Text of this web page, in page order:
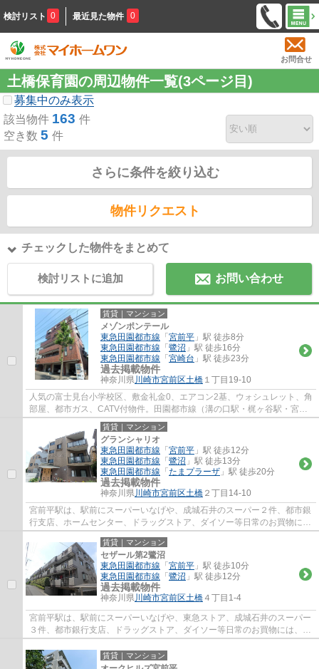
検討リスト 0 最近見た物件 0
お問合せ
土橋保育園の周辺物件一覧(3ページ目)
募集中のみ表示
該当物件 163 件
空き数 5 件
さらに条件を絞り込む
物件リクエスト
チェックした物件をまとめて
検討リストに追加 お問い合わせ
賃貸｜マンション
メゾンポンテール
東急田園都市線 「 宮前平 」駅 徒歩8分
東急田園都市線 「 鷺沼 」駅 徒歩16分
東急田園都市線 「 宮崎台 」駅 徒歩23分
過去掲載物件
神奈川県川崎市宮前区土橋 １丁目19-10
人気の富士見台小学校区、敷金礼金0、エアコン2基、ウォシュレット、角
部屋、都市ガス、CATV付物件。田園都市線（溝の口駅・梶ヶ谷駅・宮崎
台駅・宮前平駅・鷺沼駅）の賃貸物件をお探...
賃貸｜マンション
グランシャリオ
東急田園都市線 「 宮前平 」駅 徒歩12分
東急田園都市線 「 鷺沼 」駅 徒歩13分
東急田園都市線 「 たまプラーザ 」駅 徒歩20分
過去掲載物件
神奈川県川崎市宮前区土橋 ２丁目14-10
宮前平駅は、駅前にスーパーいなげや、成城石井のスーパー２件、都市銀
行支店、ホームセンター、ドラッグストア、ダイソー等日常のお買物に
は、事欠かないのと、駅北側には、宮前区役...
賃貸｜マンション
セザール第2鷺沼
東急田園都市線 「 宮前平 」駅 徒歩10分
東急田園都市線 「 鷺沼 」駅 徒歩12分
過去掲載物件
神奈川県川崎市宮前区土橋 ４丁目1-4
宮前平駅は、駅前にスーパーいなげや、東急ストア、成城石井のスーパー
３件、都市銀行支店、ドラッグストア、ダイソー等日常のお買物には、事
欠かないのと、駅北側には、宮前区役所、...
賃貸｜マンション